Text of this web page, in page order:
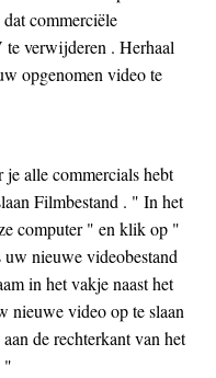
commerciële
verwijderen . Herhaal
opgenomen video te
alle commercials hebt
Filmbestand . " In het
computer " en klik op "
nieuwe videobestand
in het vakje naast het
video op te slaan
de rechterkant van het
"